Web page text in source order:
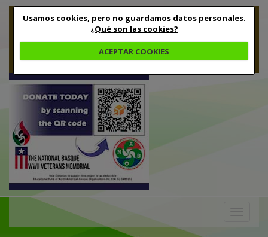
Usamos cookies, pero no guardamos datos personales.
¿Qué son las cookies?
ACEPTAR COOKIES